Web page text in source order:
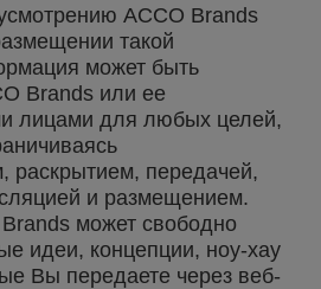
ACCO Brands
такой
может быть
Brands или ее
лицами для любых целей,
раскрытием, передачей,
и размещением.
может свободно
идеи, концепции, ноу-хау
Вы передаете через веб-